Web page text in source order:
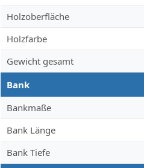
Holzoberfläche
Holzfarbe
Gewicht gesamt
Bank
Bankmaße
Bank Länge
Bank Tiefe